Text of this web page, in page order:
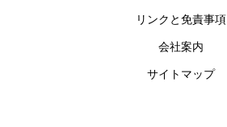
リンクと免責事項
会社案内
サイトマップ